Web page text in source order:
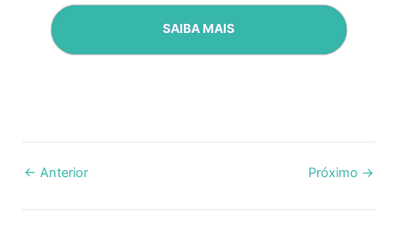
SAIBA MAIS
← Anterior Próximo →